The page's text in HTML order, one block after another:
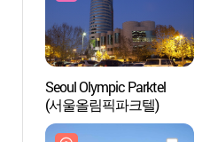
Seoul Olympic Parktel
(서울올림픽파크텔)